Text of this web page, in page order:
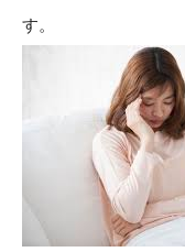
す。